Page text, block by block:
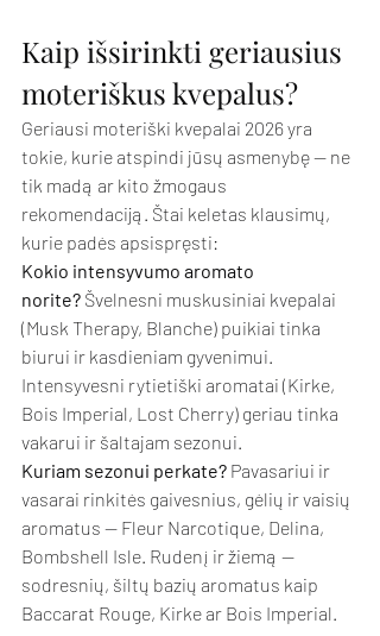
Kaip išsirinkti geriausius
moteriškus kvepalus?
Geriausi moteriški kvepalai 2026 yra
tokie, kurie atspindi jūsų asmenybę — ne
tik madą ar kito žmogaus
rekomendaciją. Štai keletas klausimų,
kurie padės apsispręsti:
Kokio intensyvumo aromato
norite? Švelnesni muskusiniai kvepalai
(Musk Therapy, Blanche) puikiai tinka
biurui ir kasdieniam gyvenimui.
Intensyvesni rytietiški aromatai (Kirke,
Bois Imperial, Lost Cherry) geriau tinka
vakarui ir šaltajam sezonui.
Kuriam sezonui perkate? Pavasariui ir
vasarai rinkitės gaivesnius, gėlių ir vaisių
aromatus — Fleur Narcotique, Delina,
Bombshell Isle. Rudenį ir žiemą —
sodresnių, šiltų bazių aromatus kaip
Baccarat Rouge, Kirke ar Bois Imperial.